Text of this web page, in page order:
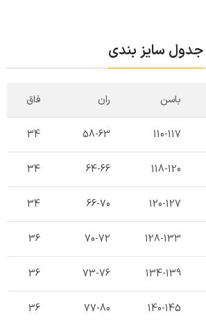
جدول سایز بندی
باسن ران فاق
110-117
58-63
34
118-120
64-66
34
120-127
66-70
34
128-133
70-72
36
134-139
73-76
36
140-145
77-80
36